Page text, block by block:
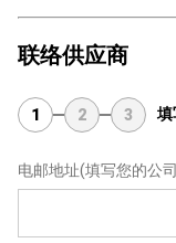
联络供应商
1 2 3 填
电邮地址(填写您的公